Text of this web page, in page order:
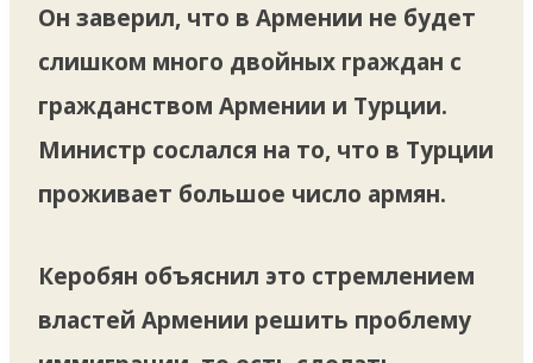
Он заверил, что в Армении не будет
слишком много двойных граждан с
гражданством Армении и Турции.
Министр сослался на то, что в Турции
проживает большое число армян.
Керобян объяснил это стремлением
властей Армении решить проблему